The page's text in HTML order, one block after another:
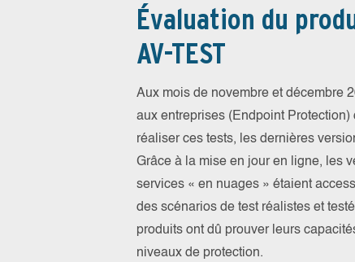
Évaluation du
AV-TEST
Aux mois de novembre et décembre
aux entreprises (Endpoint
réaliser ces tests, les dernières
Grâce à la mise en jour en ligne, les
services « en nuages » étaient
des scénarios de test réalistes et
produits ont dû prouver leurs
niveaux de protection.